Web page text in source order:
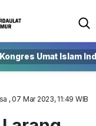
Umat Islam
, 07 Mar 2023, 11:49 WIB